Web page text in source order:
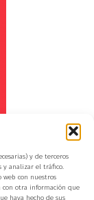
y de terceros
y analizar el tráfico.
web con nuestros
con otra información que
haya hecho de sus
drets reservats